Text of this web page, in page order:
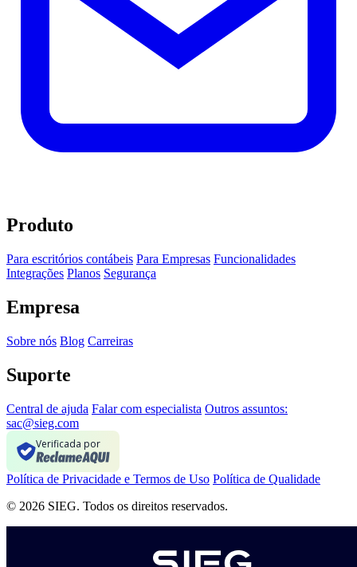
Produto
Para escritórios contábeis Para Empresas Funcionalidades
Integrações Planos Segurança
Empresa
Sobre nós Blog Carreiras
Suporte
Central de ajuda Falar com especialista Outros assuntos:
sac@sieg.com
Verificada por
Política de Privacidade e Termos de Uso Política de Qualidade
© 2026 SIEG. Todos os direitos reservados.